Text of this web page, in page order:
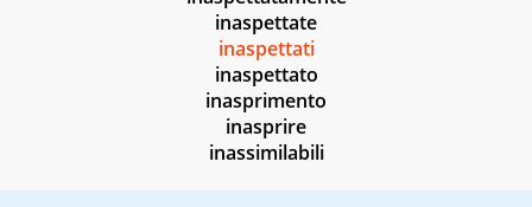
inaspettate
inaspettati
inaspettato
inasprimento
inasprire
inassimilabili